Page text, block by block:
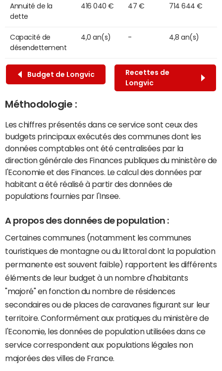
Annuité de la
dette
416 040 € 47 € 714 644 €
Capacité de
désendettement
4,0 an(s) - 4,8 an(s)
Budget de Longvic
Recettes de
Longvic
Méthodologie :
Les chiffres présentés dans ce service sont ceux des
budgets principaux exécutés des communes dont les
données comptables ont été centralisées par la
direction générale des Finances publiques du ministère de
l'Economie et des Finances. Le calcul des données par
habitant a été réalisé à partir des données de
populations fournies par l'Insee.
A propos des données de population :
Certaines communes (notamment les communes
touristiques de montagne ou du littoral dont la population
permanente est souvent faible) rapportent les différents
éléments de leur budget à un nombre d'habitants
"majoré" en fonction du nombre de résidences
secondaires ou de places de caravanes figurant sur leur
territoire. Conformément aux pratiques du ministère de
l'Economie, les données de population utilisées dans ce
service correspondent aux populations légales non
majorées des villes de France.